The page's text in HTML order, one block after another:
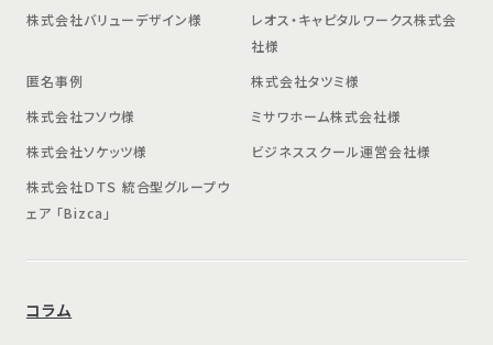
株式会社バリューデザイン様
レオス・キャピタルワークス株式会
社様
匿名事例
株式会社タツミ様
株式会社フソウ様
ミサワホーム株式会社様
株式会社ソケッツ様
ビジネススクール運営会社様
株式会社ＤＴＳ 統合型グループウ
ェア 「Bizca」
コラム